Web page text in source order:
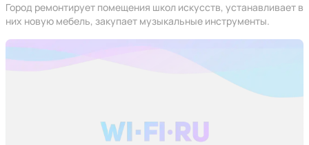
Город ремонтирует помещения школ искусств, устанавливает в
них новую мебель, закупает музыкальные инструменты.